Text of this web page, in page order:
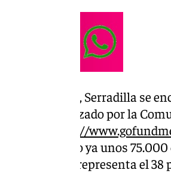
su hija Sara, Serradilla se
viaje organizado por la
https://
‘, ha recaudado ya unos
lo que representa el